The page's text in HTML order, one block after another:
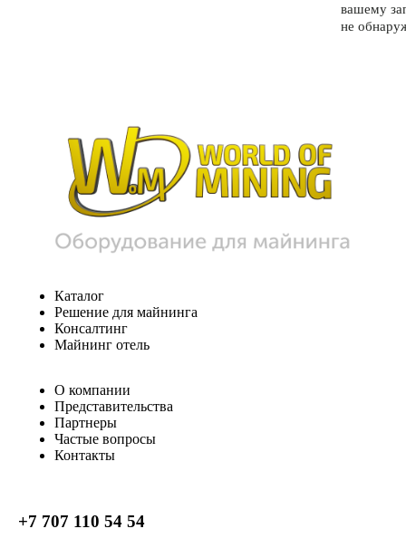
вашему
не
Каталог
Решение для майнинга
Консалтинг
Майнинг отель
О компании
Представительства
Партнеры
Частые вопросы
Контакты
+7 707 110 54 54